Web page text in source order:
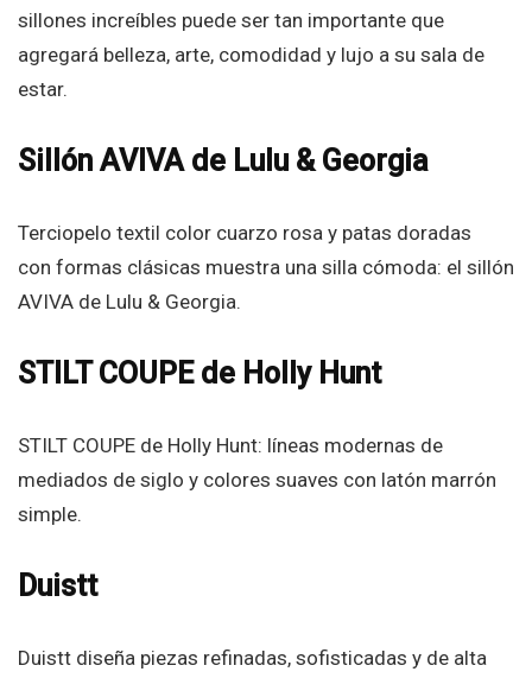
sillones increíbles puede ser tan importante que
agregará belleza, arte, comodidad y lujo a su sala de
estar.
Sillón AVIVA de Lulu & Georgia
Terciopelo textil color cuarzo rosa y patas doradas
con formas clásicas muestra una silla cómoda: el sillón
AVIVA de Lulu & Georgia.
STILT COUPE de Holly Hunt
STILT COUPE de Holly Hunt: líneas modernas de
mediados de siglo y colores suaves con latón marrón
simple.
Duistt
Duistt diseña piezas refinadas, sofisticadas y de alta